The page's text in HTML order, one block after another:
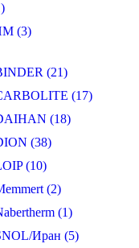
(3)
(21)
(17)
(18)
(38)
(10)
(2)
(1)
Иран (5)